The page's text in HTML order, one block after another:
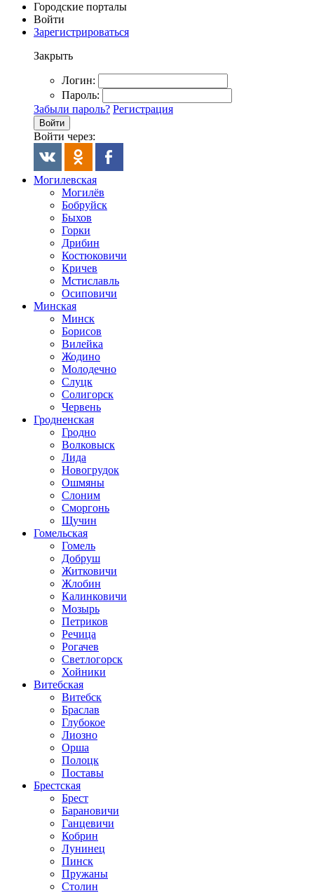
Городские порталы
Войти
Зарегистрироваться
Закрыть
Логин:
Пароль:
Забыли пароль? Регистрация
Войти
Войти через:
Могилевская
Могилёв
Бобруйск
Быхов
Горки
Дрибин
Костюковичи
Кричев
Мстиславль
Осиповичи
Минская
Минск
Борисов
Вилейка
Жодино
Молодечно
Слуцк
Солигорск
Червень
Гродненская
Гродно
Волковыск
Лида
Новогрудок
Ошмяны
Слоним
Сморгонь
Щучин
Гомельская
Гомель
Добруш
Житковичи
Жлобин
Калинковичи
Мозырь
Петриков
Речица
Рогачев
Светлогорск
Хойники
Витебская
Витебск
Браслав
Глубокое
Лиозно
Орша
Полоцк
Поставы
Брестская
Брест
Барановичи
Ганцевичи
Кобрин
Лунинец
Пинск
Пружаны
Столин